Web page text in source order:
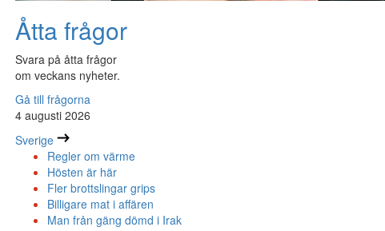
Åtta frågor
Svara på åtta frågor
om veckans nyheter.
Gå till frågorna
4 augusti 2026
Sverige
Regler om värme
Hösten är här
Fler brottslingar grips
Billigare mat i affären
Man från gäng dömd i Irak